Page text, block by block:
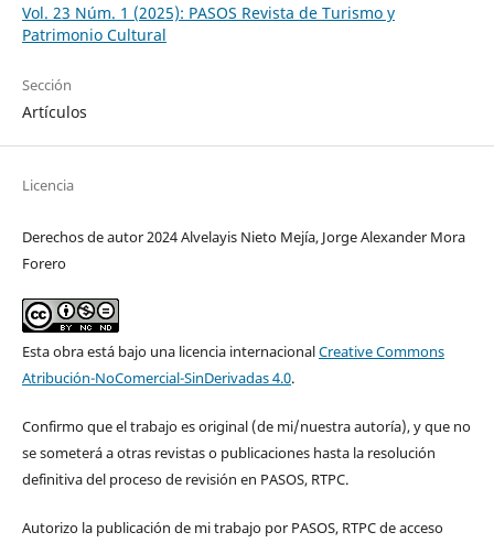
Vol. 23 Núm. 1 (2025): PASOS Revista de Turismo y
Patrimonio Cultural
Sección
Artículos
Licencia
Derechos de autor 2024 Alvelayis Nieto Mejía, Jorge Alexander Mora
Forero
Esta obra está bajo una licencia internacionalCreative Commons
Atribución-NoComercial-SinDerivadas 4.0.
Confirmo que el trabajo es original (de mi/nuestra autoría), y que no
se someterá a otras revistas o publicaciones hasta la resolución
definitiva del proceso de revisión en PASOS, RTPC.
Autorizo la publicación de mi trabajo por PASOS, RTPC de acceso